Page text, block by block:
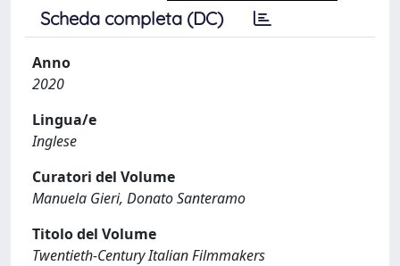
Scheda completa (DC)
Anno
2020
Lingua/e
Inglese
Curatori del Volume
Manuela Gieri, Donato Santeramo
Titolo del Volume
Twentieth-Century Italian Filmmakers